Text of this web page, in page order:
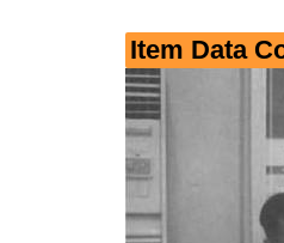
Item Data